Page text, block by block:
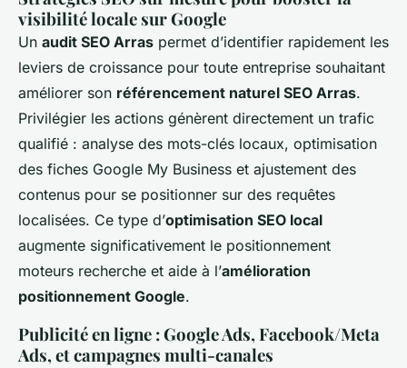
visibilité locale sur Google
Un audit SEO Arras permet d’identifier rapidement les
leviers de croissance pour toute entreprise souhaitant
améliorer son référencement naturel SEO Arras.
Privilégier les actions génèrent directement un trafic
qualifié : analyse des mots-clés locaux, optimisation
des fiches Google My Business et ajustement des
contenus pour se positionner sur des requêtes
localisées. Ce type d’optimisation SEO local
augmente significativement le positionnement
moteurs recherche et aide à l’amélioration
positionnement Google.
Publicité en ligne : Google Ads, Facebook/Meta
Ads, et campagnes multi-canales